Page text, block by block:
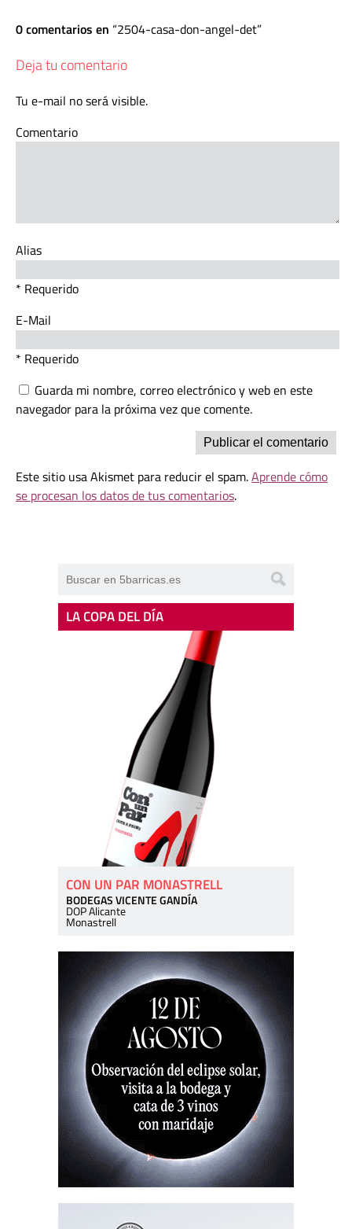
0 comentarios en 2504-casa-don-angel-det
Deja tu comentario
Tu e-mail no será visible.
Comentario
Alias
* Requerido
E-Mail
* Requerido
Guarda mi nombre, correo electrónico y web en este
navegador para la próxima vez que comente.
Este sitio usa Akismet para reducir el spam.Aprende cómo
se procesan los datos de tus comentarios.
LA COPA DEL DÍA
CON UN PAR MONASTRELL
BODEGAS VICENTE GANDÍA
DOP Alicante
Monastrell